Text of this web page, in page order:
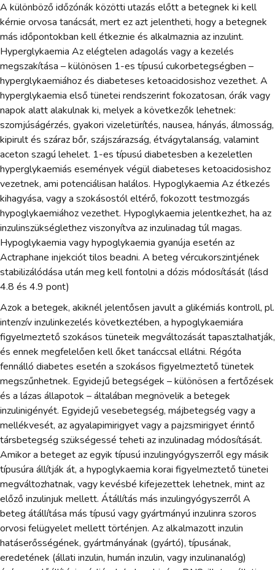
A különböző időzónák közötti utazás előtt a betegnek ki kell
kérnie orvosa tanácsát, mert ez azt jelentheti, hogy a betegnek
más időpontokban kell étkeznie és alkalmaznia az inzulint.
Hyperglykaemia Az elégtelen adagolás vagy a kezelés
megszakítása – különösen 1-es típusú cukorbetegségben –
hyperglykaemiához és diabeteses ketoacidosishoz vezethet. A
hyperglykaemia első tünetei rendszerint fokozatosan, órák vagy
napok alatt alakulnak ki, melyek a következők lehetnek:
szomjúságérzés, gyakori vizeletürítés, nausea, hányás, álmosság,
kipirult és száraz bőr, szájszárazság, étvágytalanság, valamint
aceton szagú lehelet. 1-es típusú diabetesben a kezeletlen
hyperglykaemiás események végül diabeteses ketoacidosishoz
vezetnek, ami potenciálisan halálos. Hypoglykaemia Az étkezés
kihagyása, vagy a szokásostól eltérő, fokozott testmozgás
hypoglykaemiához vezethet. Hypoglykaemia jelentkezhet, ha az
inzulinszükséglethez viszonyítva az inzulinadag túl magas.
Hypoglykaemia vagy hypoglykaemia gyanúja esetén az
Actraphane injekciót tilos beadni. A beteg vércukorszintjének
stabilizálódása után meg kell fontolni a dózis módosítását (lásd
4.8 és 4.9 pont)
Azok a betegek, akiknél jelentősen javult a glikémiás kontroll, pl.
intenzív inzulinkezelés következtében, a hypoglykaemiára
figyelmeztető szokásos tüneteik megváltozását tapasztalhatják,
és ennek megfelelően kell őket tanáccsal ellátni. Régóta
fennálló diabetes esetén a szokásos figyelmeztető tünetek
megszűnhetnek. Egyidejű betegségek – különösen a fertőzések
és a lázas állapotok – általában megnövelik a betegek
inzulinigényét. Egyidejű vesebetegség, májbetegség vagy a
mellékvesét, az agyalapimirigyet vagy a pajzsmirigyet érintő
társbetegség szükségessé teheti az inzulinadag módosítását.
Amikor a beteget az egyik típusú inzulingyógyszerről egy másik
típusúra állítják át, a hypoglykaemia korai figyelmeztető tünetei
megváltozhatnak, vagy kevésbé kifejezettek lehetnek, mint az
előző inzulinjuk mellett. Átállítás más inzulingyógyszerről A
beteg átállítása más típusú vagy gyártmányú inzulinra szoros
orvosi felügyelet mellett történjen. Az alkalmazott inzulin
hatáserősségének, gyártmányának (gyártó), típusának,
eredetének (állati inzulin, humán inzulin, vagy inzulinanalóg)